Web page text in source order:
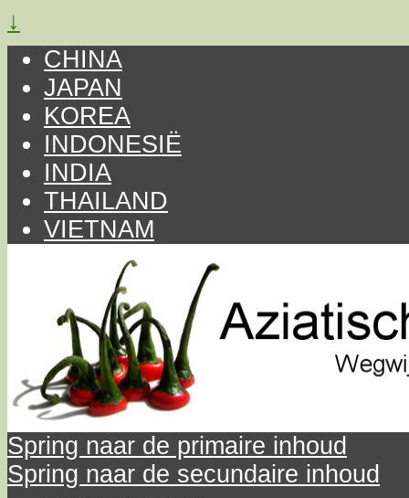
↓
CHINA
JAPAN
KOREA
INDONESIË
INDIA
THAILAND
VIETNAM
Spring naar de primaire inhoud
Spring naar de secundaire inhoud